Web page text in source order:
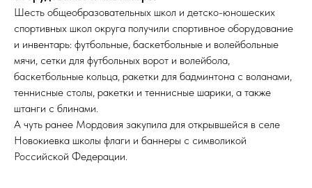
Шесть общеобразовательных школ и детско-юношеских
спортивных школ округа получили спортивное оборудование
и инвентарь: футбольные, баскетбольные и волейбольные
мячи, сетки для футбольных ворот и волейбола,
баскетбольные кольца, ракетки для бадминтона с воланами,
теннисные столы, ракетки и теннисные шарики, а также
штанги с блинами.
А чуть ранее Мордовия закупила для открывшейся в селе
Новокиевка школы флаги и баннеры с символикой
Российской Федерации.